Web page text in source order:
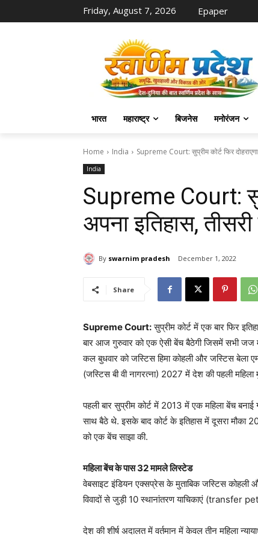
Friday, August 7, 2026 Epaper
भारत महाराष्ट्र बिजनेस मनोरंजन
Home India Supreme Court: सुप्रीम कोर्ट फिर
India
Supreme Court:
अपना इतिहास,
By swarnim pradesh December 1, 2022
Share
Supreme Court:सुप्रीम कोर्ट में एक बार फिर
बार आज गुरुवार को एक ऐसी बेंच बैठेगी जिसमें सभी जज
कल बुधवार को जस्टिस हिमा कोहली और जस्टिस बेला
(जस्टिस बी वी नागरत्ना) 2027 में देश की पहली महिला
पहली बार सुप्रीम कोर्ट में 2013 में एक महिला बेंच
साथ बैठे थे. इसके बाद कोर्ट के इतिहास में दूसरा मौका
को एक बेंच साझा की.
महिला बेंच के पास 32 मामले लिस्टेड
वेबसाइट इंडियन एक्सप्रेस के मुताबिक जस्टिस कोहली
विवादों से जुड़ी 10 स्थानांतरण याचिकाएं
देश की शीर्ष अदालत में वर्तमान में केवल तीन महिला